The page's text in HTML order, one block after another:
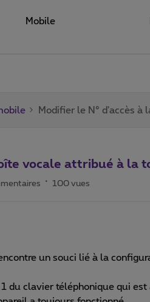
Mobile
Modifier le N° d'accès
vocale attribué à la
100 vues
un souci lié à la
du clavier téléphonique qui est